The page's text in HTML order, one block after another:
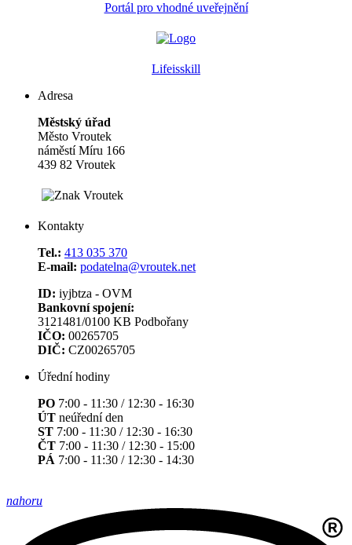
Portál pro vhodné uveřejnění
Lifeisskill
Adresa
Městský úřad
Město Vroutek
náměstí Míru 166
439 82 Vroutek
Kontakty
Tel.: 413 035 370
E-mail: podatelna@vroutek.net
ID: iyjbtza - OVM
Bankovní spojení:
3121481/0100 KB Podbořany
IČO: 00265705
DIČ: CZ00265705
Úřední hodiny
PO 7:00 - 11:30 / 12:30 - 16:30
ÚT neúřední den
ST 7:00 - 11:30 / 12:30 - 16:30
ČT 7:00 - 11:30 / 12:30 - 15:00
PÁ 7:00 - 11:30 / 12:30 - 14:30
nahoru